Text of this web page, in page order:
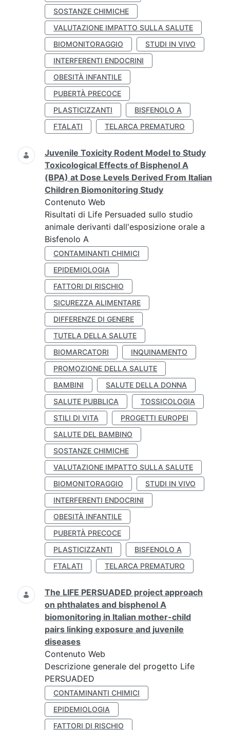
SOSTANZE CHIMICHE
VALUTAZIONE IMPATTO SULLA SALUTE
BIOMONITORAGGIO
STUDI IN VIVO
INTERFERENTI ENDOCRINI
OBESITÀ INFANTILE
PUBERTÀ PRECOCE
PLASTICIZZANTI
BISFENOLO A
FTALATI
TELARCA PREMATURO
Juvenile Toxicity Rodent Model to Study
Toxicological Effects of Bisphenol A
(BPA) at Dose Levels Derived From Italian
Children Biomonitoring Study
Contenuto Web
Risultati di Life Persuaded sullo studio
animale derivanti dall'esposizione orale a
Bisfenolo A
CONTAMINANTI CHIMICI
EPIDEMIOLOGIA
FATTORI DI RISCHIO
SICUREZZA ALIMENTARE
DIFFERENZE DI GENERE
TUTELA DELLA SALUTE
BIOMARCATORI
INQUINAMENTO
PROMOZIONE DELLA SALUTE
BAMBINI
SALUTE DELLA DONNA
SALUTE PUBBLICA
TOSSICOLOGIA
STILI DI VITA
PROGETTI EUROPEI
SALUTE DEL BAMBINO
SOSTANZE CHIMICHE
VALUTAZIONE IMPATTO SULLA SALUTE
BIOMONITORAGGIO
STUDI IN VIVO
INTERFERENTI ENDOCRINI
OBESITÀ INFANTILE
PUBERTÀ PRECOCE
PLASTICIZZANTI
BISFENOLO A
FTALATI
TELARCA PREMATURO
The LIFE PERSUADED project approach
on phthalates and bisphenol A
biomonitoring in Italian mother-child
pairs linking exposure and juvenile
diseases
Contenuto Web
Descrizione generale del progetto Life
PERSUADED
CONTAMINANTI CHIMICI
EPIDEMIOLOGIA
FATTORI DI RISCHIO